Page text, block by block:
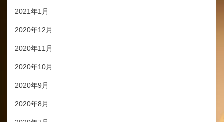
2021年1月
2020年12月
2020年11月
2020年10月
2020年9月
2020年8月